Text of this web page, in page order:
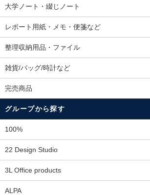
大学ノート・綴じノート
レポート用紙・メモ・便箋など
整理収納用品・ファイル
雑貨/バッグ/時計など
完売商品
グループから探す
100%
22 Design Studio
3L Office products
ALPA